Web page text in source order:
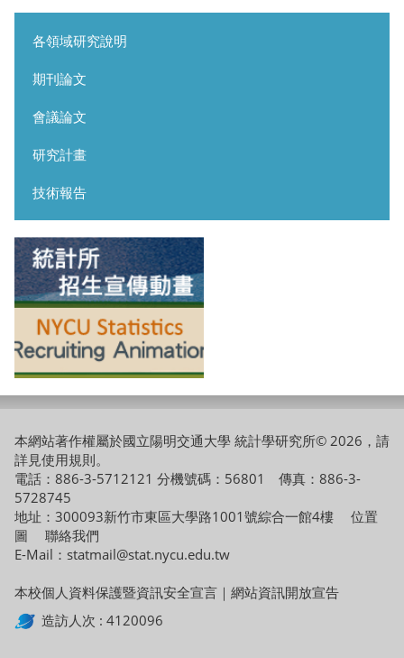
各領域研究說明
期刊論文
會議論文
研究計畫
技術報告
本網站著作權屬於國立陽明交通大學 統計學研究所© 2026，請
詳見使用規則。
電話：886-3-5712121 分機號碼：56801 傳真：886-3-
5728745
地址：300093新竹市東區大學路1001號綜合一館4樓 位置
圖
聯絡我們
E-Mail：statmail@stat.nycu.edu.tw
本校個人資料保護暨資訊安全宣言 ｜ 網站資訊開放宣告
造訪人次 : 4120096